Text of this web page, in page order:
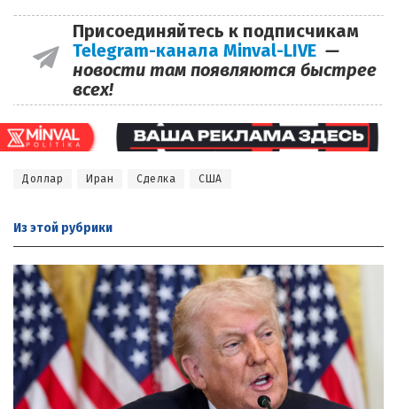
Присоединяйтесь к подписчикам
Telegram-канала Minval-LIVE —
новости там появляются быстрее
всех!
Доллар Иран Сделка США
Из этой рубрики